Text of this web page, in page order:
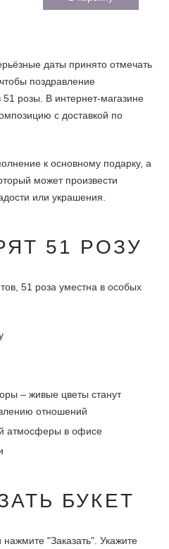
даты принято отмечать
поздравление
51 розы. В интернет-магазине
с доставкой по
к основному подарку, а
может произвести
или украшения.
51 РОЗУ
51 роза уместна в особых
– живые цветы станут
отношений
атмосферы в офисе
БУКЕТ
нажмите "Заказать". Укажите